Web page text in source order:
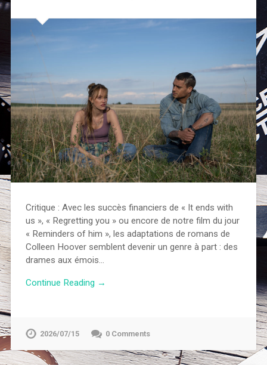
Critique : Avec les succès financiers de « It ends with
us », « Regretting you » ou encore de notre film du jour
« Reminders of him », les adaptations de romans de
Colleen Hoover semblent devenir un genre à part : des
drames aux émois…
Continue Reading →
2026/07/15 0 Comments